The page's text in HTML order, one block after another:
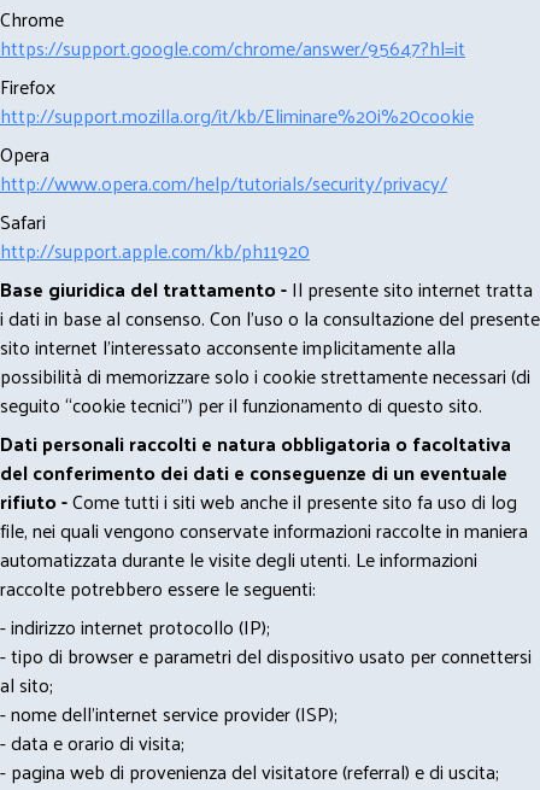
Chrome
https://support.google.com/chrome/answer/95647?hl=it
Firefox
http://support.mozilla.org/it/kb/Eliminare%20i%20cookie
Opera
http://www.opera.com/help/tutorials/security/privacy/
Safari
http://support.apple.com/kb/ph11920
Base giuridica del trattamento -Il presente sito internet tratta
i dati in base al consenso. Con l'uso o la consultazione del presente
sito internet l’interessato acconsente implicitamente alla
possibilità di memorizzare solo i cookie strettamente necessari (di
seguito “cookie tecnici”) per il funzionamento di questo sito.
Dati personali raccolti e natura obbligatoria o facoltativa
del conferimento dei dati e conseguenze di un eventuale
rifiuto -Come tutti i siti web anche il presente sito fa uso di log
file, nei quali vengono conservate informazioni raccolte in maniera
automatizzata durante le visite degli utenti. Le informazioni
raccolte potrebbero essere le seguenti:
- indirizzo internet protocollo (IP);
- tipo di browser e parametri del dispositivo usato per connettersi
al sito;
- nome dell'internet service provider (ISP);
- data e orario di visita;
- pagina web di provenienza del visitatore (referral) e di uscita;